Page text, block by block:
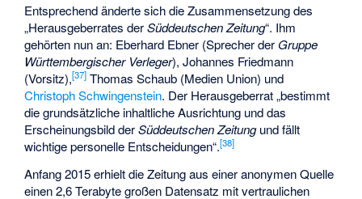
Entsprechend änderte sich die Zusammensetzung des
„Herausgeberrates derSüddeutschen Zeitung“. Ihm
gehörten nun an: Eberhard Ebner (Sprecher der Gruppe
Württembergischer Verleger), Johannes Friedmann
(Vorsitz),[37] Thomas Schaub (Medien Union) und
Christoph Schwingenstein. Der Herausgeberrat „bestimmt
die grundsätzliche inhaltliche Ausrichtung und das
Erscheinungsbild derSüddeutschen Zeitungund fällt
wichtige personelle Entscheidungen“.[38]
Anfang 2015 erhielt die Zeitung aus einer anonymen Quelle
einen 2,6 Terabyte großen Datensatz mit vertraulichen